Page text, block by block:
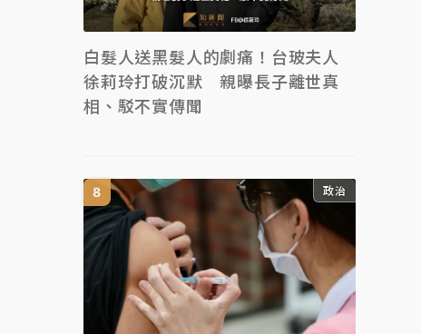
白髮人送黑髮人的劇痛！台玻夫人
徐莉玲打破沉默 親曝長子離世真
相、駁不實傳聞
政治